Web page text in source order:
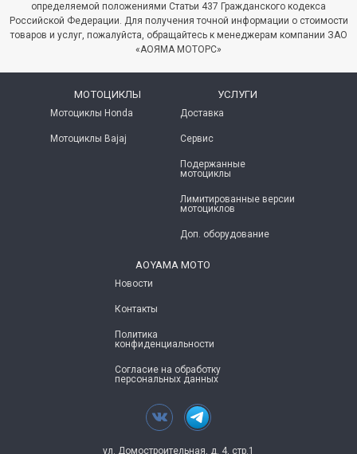
определяемой положениями Статьи 437 Гражданского кодекса
Российской Федерации. Для получения точной информации о стоимости
товаров и услуг, пожалуйста, обращайтесь к менеджерам компании ЗАО
«АОЯМА МОТОРС»
МОТОЦИКЛЫ
Мотоциклы Honda
Мотоциклы Bajaj
УСЛУГИ
Доставка
Сервис
Подержанные
мотоциклы
Лимитированные версии
мотоциклов
Доп. оборудование
AOYAMA MOTO
Новости
Контакты
Политика
конфиденциальности
Согласие на обработку
персональных данных
ул. Домостроительная, д. 4, стр.1